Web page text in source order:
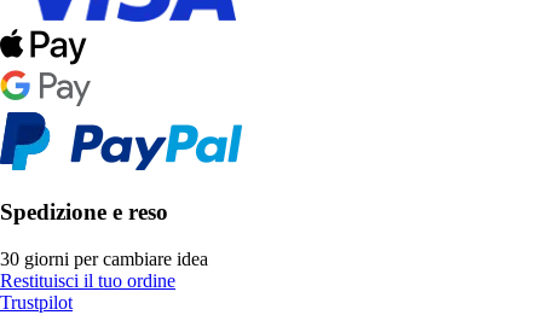
Spedizione e reso
30 giorni per cambiare idea
Restituisci il tuo ordine
Trustpilot